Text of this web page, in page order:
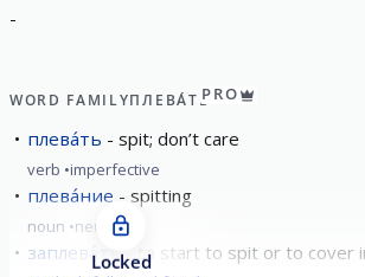
-
WORD FAMILYПЛЕВА́ТЬPRO
плева́ть spit; don’t care
verb imperfective
плева́ние spitting
noun neuter
заплева́ть to start to spit or to cover
Locked